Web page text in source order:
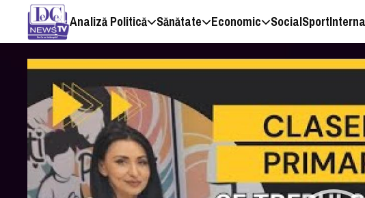
Analiză Politică Sănătate Economic SocialSport